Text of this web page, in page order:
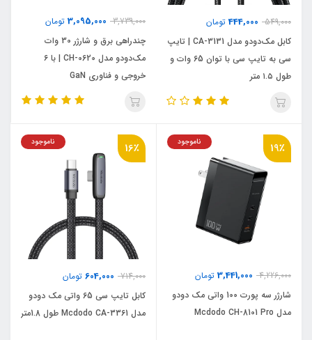
549,000
444,000تومان
کابل مک‌دودو مدل CA-3131 | تایپ
سی به تایپ سی با توان 65 وات و
طول ۱.۵ متر
3,739,000
3,095,000 تومان
چندراهی برق و شارژر 30 وات
مک‌دودو مدل CH-0620 | با ۶
خروجی و فناوری GaN
19٪
4,226,000
3,441,000 تومان
ناموجود
شارژر سه پورت 100 واتی مک دودو
مدل Mcdodo CH-8101 Pro
16٪
714,000
604,000 تومان
ناموجود
کابل تایپ سی 65 واتی مک دودو
مدل Mcdodo CA-3361 طول 1.8متر